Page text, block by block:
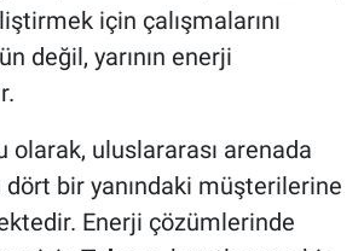
için çalışmalarını
değil, yarının enerji
olarak, uluslararası arenada
bir yanındaki müşterilerine
Enerji çözümlerinde